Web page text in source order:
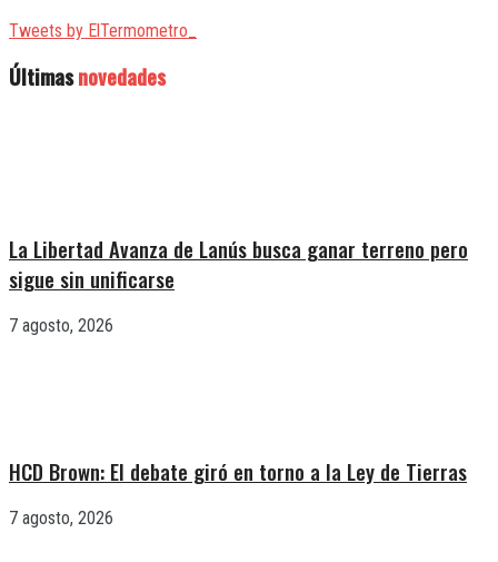
Tweets by ElTermometro_
Últimasnovedades
La Libertad Avanza de Lanús busca ganar terreno pero
sigue sin unificarse
7 agosto, 2026
HCD Brown: El debate giró en torno a la Ley de Tierras
7 agosto, 2026